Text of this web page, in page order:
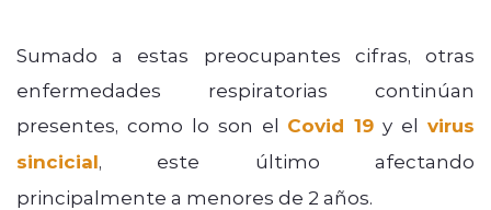
Sumado a estas preocupantes cifras, otras
enfermedades respiratorias continúan
presentes, como lo son el Covid 19 y elvirus
sincicial, este último afectando
principalmente a menores de 2 años.